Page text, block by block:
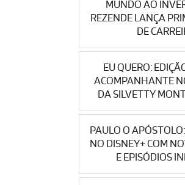
MUNDO AO
REZENDE LANÇA
DE
EU QUERO:
ACOMPANHANTE
DA SILVETTY
PAULO O
NO DISNEY+ COM
E EPISÓDIOS